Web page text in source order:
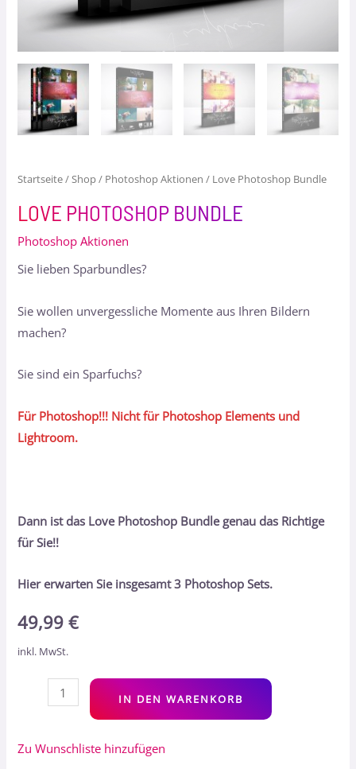
Startseite/Shop/ Photoshop Aktionen / Love Photoshop Bundle
LOVE PHOTOSHOP BUNDLE
Photoshop Aktionen
Sie lieben Sparbundles?
Sie wollen unvergessliche Momente aus Ihren Bildern
machen?
Sie sind ein Sparfuchs?
Für Photoshop!!! Nicht für Photoshop Elements und
Lightroom.
Dann ist das Love Photoshop Bundle genau das Richtige
für Sie!!
Hier erwarten Sie insgesamt 3 Photoshop Sets.
49,99€
inkl. MwSt.
IN DEN WARENKORB
Zu Wunschliste hinzufügen